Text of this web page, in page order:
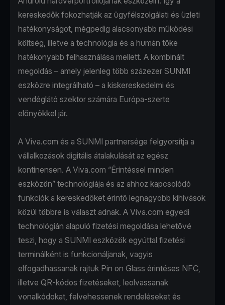
kereskedők fokozhatják az ügyfélszolgálati és üzleti
hatékonyságot, mégpedig alacsonyabb működési
költség, illetve a technológia és a humán tőke
hatékonyabb felhasználása mellett. A kombinált
megoldás – amely jelenleg több százezer SUNMI
eszközre integrálható – a kiskereskedelmi és
vendéglátó szektor számára Európa-szerte
előnyökkel jár.
A Viva.com és a SUNMI partnersége felgyorsítja a
vállalkozások digitális átalakulását az egész
kontinensen. A Viva.com “Érintéssel minden
eszközön” technológiája és az ahhoz kapcsolódó
funkciók a kereskedőket érintő legnagyobb kihívások
közül többre is választ adnak. A Viva.com egyedi
technológián alapuló fizetési megoldása lehetővé
teszi, hogy a SUNMI eszközök egyúttal fizetési
terminálként is funkcionáljanak, vagyis
elfogadhassanak rajtuk Pin on Glass érintéses NFC,
illetve QR-kódos fizetéseket, leolvassanak
vonalkódokat, felvehessenek rendeléseket és